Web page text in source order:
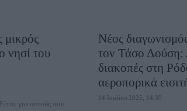
νησί του
για αυτούς που
Νέος
τον Τάσο Δούση:
διακοπές στη
αεροπορικά
14 Ιουλίου 2025, 14:39